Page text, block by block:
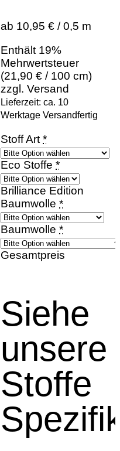
ab 10,95 € / 0,5 m
Enthält 19%
Mehrwertsteuer
(21,90 € / 100 cm)
zzgl. Versand
Lieferzeit: ca. 10
Werktage Versandfertig
Stoff Art *
Eco Stoffe *
Brilliance Edition
Baumwolle *
Baumwolle *
Gesamtpreis
Siehe
unsere
Stoffe